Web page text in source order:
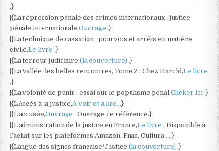
.}
|{La répression pénale des crimes internationaux : justice
pénale internationale,Ouvrage.}
|{La technique de cassation : pourvois et arrêts en matière
civile,Le livre.}
|{La terreur judiciaire,(la couverture).}
|{La Vallée des belles rencontres, Tome 2 : Chez Harold,Le livre
.}
|{La volonté de punir : essai sur le populisme pénal,Clicker Ici.}
|{L’Accès à la justice,A voir et à lire..}
|{L’accusée,Ouvrage. Ouvrage de référence.}
|{L’administration de la justice en France,Le livre. Disponible à
l’achat sur les plateformes Amazon, Fnac, Cultura ….}
|{Langue des signes française/Justice,(la couverture).}